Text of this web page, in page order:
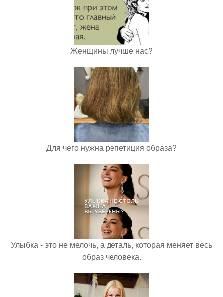
Женщины лучше нас?
Для чего нужна репетиция образа?
Улыбка - это не мелочь, а деталь, которая меняет весь
образ человека.